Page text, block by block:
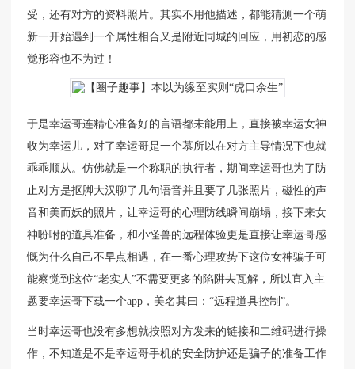
受，还有对方的资料照片。其实不用他描述，都能猜测一个萌
新一开始遇到一个属性相合又是附近同城的回应，用初恋的感
觉形容也不为过！
于是幸运哥连精心准备好的言语都未能用上，直接被幸运女神
收为幸运儿，对了幸运哥是一个慕所以在对方主导情况下也就
乖乖顺从。仿佛就是一个称职的执行者，期间幸运哥也为了防
止对方是抠脚大汉聊了几句语音并且要了几张照片，磁性的声
音和美而妖的照片，让幸运哥的心理防线瞬间崩塌，接下来女
神吩咐的道具准备，和小怪兽的远程体验更是直接让幸运哥感
慨为什么自己不早点相遇，在一番心理攻势下这位女神骗子可
能察觉到这位“老实人”不需要更多的陷阱去瓦解，所以直入主
题要幸运哥下载一个app，美名其曰：“远程道具控制”。
当时幸运哥也没有多想就按照对方发来的链接和二维码进行操
作，不知道是不是幸运哥手机的安全防护还是骗子的准备工作